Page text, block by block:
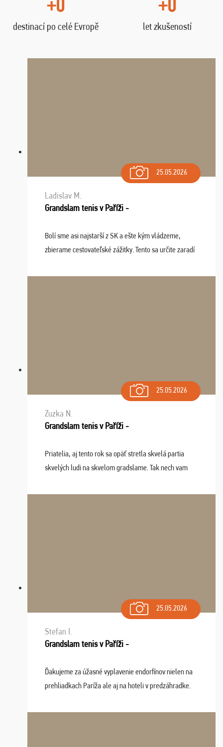
+0
destinací po celé Evropě
+0
let zkušeností
25.05.2026
Ladislav M.
Grandslam tenis v Paříži -
Bolí sme asi najstarší z SK a ešte kým vládzeme,
zbierame cestovateľské zážitky. Tento sa určite zaradí
osudu - pohodový šefík Meďo, dobrá parti ...
25.05.2026
Zuzka N.
Grandslam tenis v Paříži -
Priatelia, aj tento rok sa opäť stretla skvelá partia
skvelých ludi na skvelom gradslame. Tak nech vam
sa na budúci rok. Prajem vam este veľa ta ...
25.05.2026
Stefan I.
Grandslam tenis v Paříži -
Ďakujeme za úžasné vyplavenie endorfínov nielen na
prehliadkach Paríža ale aj na hoteli v predzáhradke.
spomínať a zväžujeme repete budúci rok : ...